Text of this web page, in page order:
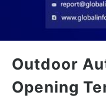
Outdoor
Opening